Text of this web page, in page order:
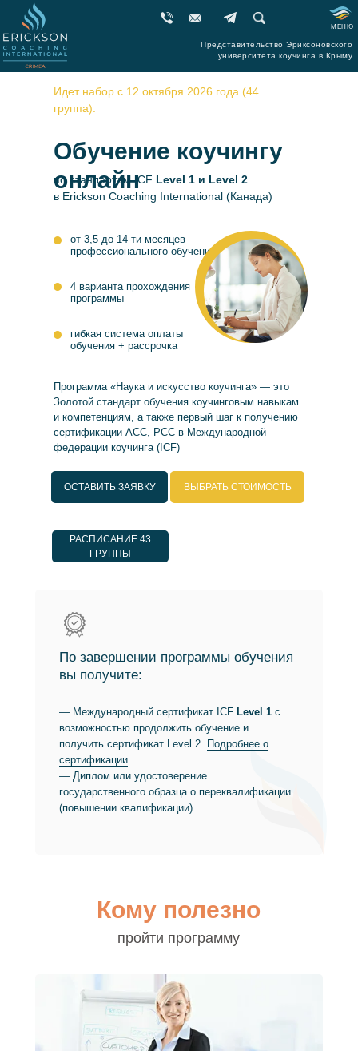
Представительство Эриксоновского
университета коучинга в Крыму
МЕНЮ
Обучение коучингу
онлайн
Программа «Наука и искусство коучинга» — это
Золотой стандарт обучения коучинговым навыкам
и компетенциям, а также первый шаг к получению
сертификации АСС, PCC в Международной
федерации коучинга (ICF)
от 3,5 до 14-ти месяцев
профессионального обучения
4 варианта прохождения
программы
РАСПИСАНИЕ 43
ГРУППЫ
ОСТАВИТЬ ЗАЯВКУ
гибкая система оплаты
обучения + рассрочка
Идет набор с 12 октября 2026 года (44
группа).
— Международный сертификат ICF Level 1 с
возможностью продолжить обучение и
получить сертификат Level 2. Подробнее о
сертификации
— Диплом или удостоверение
государственного образца о переквалификации
(повышении квалификации)
По завершении программы обучения
вы получите:
ВЫБРАТЬ СТОИМОСТЬ
по стандартам ICF Level 1 и Level 2
в Erickson Coaching International (Канада)
Кому полезно
пройти программу